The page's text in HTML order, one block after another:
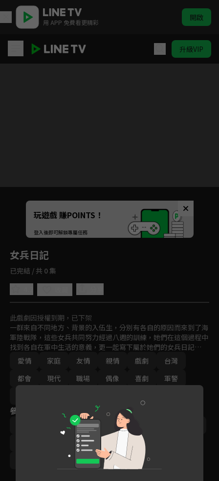
用 APP 免費看更精彩 開啟
升級VIP
Unmute
如有不便請見諒
玩遊戲 賺POINTS！
登入後即可解鎖專屬任務
女兵日記
已完結 / 共 0 集
此戲劇因授權到期，已下架
一群來自不同地方、背景的入伍生，分別有各自的原因而來到了海
軍陸戰隊，這些女兵共同努力經過八週的訓練，她們在這個過程中
找到各自在軍中生活的意義，更一起寫下屬於她們的女兵日記…
愛情
家庭 友情 親情 戲劇
台灣
都會
現代 職場 偶像 喜劇
軍警
參與演員
‬陳謙文 羅平 楊晴
鯰魚哥林建予
王上菲 游小白